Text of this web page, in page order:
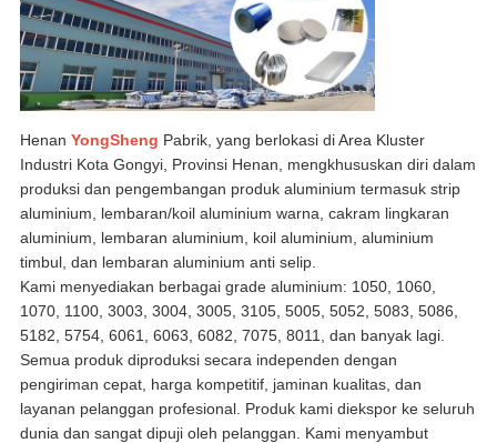
Henan YongSheng Pabrik, yang berlokasi di Area Kluster
Industri Kota Gongyi, Provinsi Henan, mengkhususkan diri dalam
produksi dan pengembangan produk aluminium termasuk strip
aluminium, lembaran/koil aluminium warna, cakram lingkaran
aluminium, lembaran aluminium, koil aluminium, aluminium
timbul, dan lembaran aluminium anti selip.
Kami menyediakan berbagai grade aluminium: 1050, 1060,
1070, 1100, 3003, 3004, 3005, 3105, 5005, 5052, 5083, 5086,
5182, 5754, 6061, 6063, 6082, 7075, 8011, dan banyak lagi.
Semua produk diproduksi secara independen dengan
pengiriman cepat, harga kompetitif, jaminan kualitas, dan
layanan pelanggan profesional. Produk kami diekspor ke seluruh
dunia dan sangat dipuji oleh pelanggan. Kami menyambut